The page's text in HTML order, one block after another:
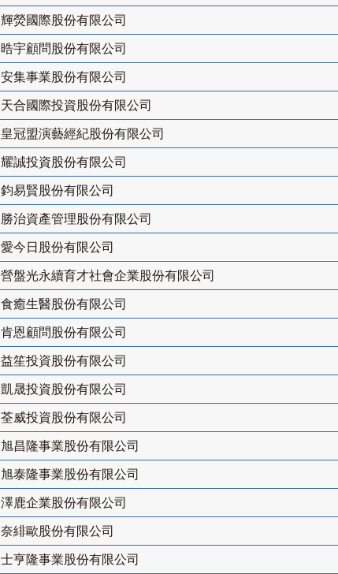
輝熒國際股份有限公司
晧宇顧問股份有限公司
安集事業股份有限公司
天合國際投資股份有限公司
皇冠盟演藝經紀股份有限公司
耀誠投資股份有限公司
鈞易賢股份有限公司
勝治資產管理股份有限公司
愛今日股份有限公司
營盤光永續育才社會企業股份有限公司
食癒生醫股份有限公司
肯恩顧問股份有限公司
益笙投資股份有限公司
凱晟投資股份有限公司
荃威投資股份有限公司
旭昌隆事業股份有限公司
旭泰隆事業股份有限公司
澤鹿企業股份有限公司
奈緋歐股份有限公司
士亨隆事業股份有限公司